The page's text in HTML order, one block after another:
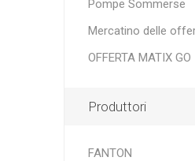
Pompe Sommerse
Mercatino delle
OFFERTA MATIX GO
Produttori
FANTON